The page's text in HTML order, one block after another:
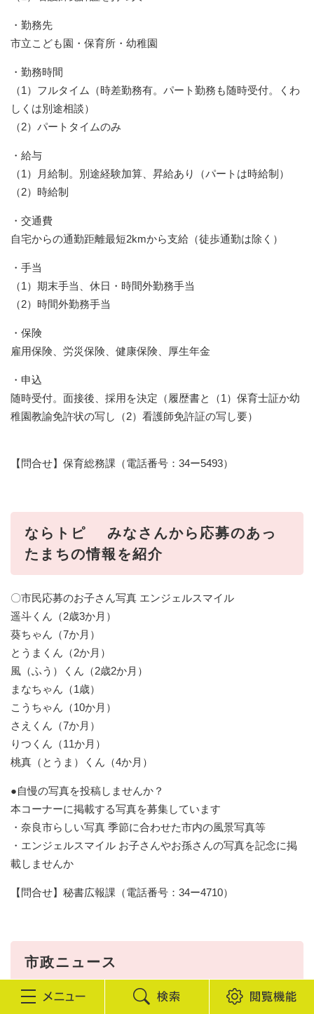
・勤務先
市立こども園・保育所・幼稚園
・勤務時間
（1）フルタイム（時差勤務有。パート勤務も随時受付。くわ
しくは別途相談）
（2）パートタイムのみ
・給与
（1）月給制。別途経験加算、昇給あり（パートは時給制）
（2）時給制
・交通費
自宅からの通勤距離最短2kmから支給（徒歩通勤は除く）
・手当
（1）期末手当、休日・時間外勤務手当
（2）時間外勤務手当
・保険
雇用保険、労災保険、健康保険、厚生年金
・申込
随時受付。面接後、採用を決定（履歴書と（1）保育士証か幼
稚園教諭免許状の写し（2）看護師免許証の写し要）
【問合せ】保育総務課（電話番号：34ー5493）
ならトピ みなさんから応募のあっ
たまちの情報を紹介
〇市民応募のお子さん写真 エンジェルスマイル
遥斗くん（2歳3か月）
葵ちゃん（7か月）
とうまくん（2か月）
風（ふう）くん（2歳2か月）
まなちゃん（1歳）
こうちゃん（10か月）
さえくん（7か月）
りつくん（11か月）
桃真（とうま）くん（4か月）
●自慢の写真を投稿しませんか？
本コーナーに掲載する写真を募集しています
・奈良市らしい写真 季節に合わせた市内の風景写真等
・エンジェルスマイル お子さんやお孫さんの写真を記念に掲
載しませんか
【問合せ】秘書広報課（電話番号：34ー4710）
市政ニュース